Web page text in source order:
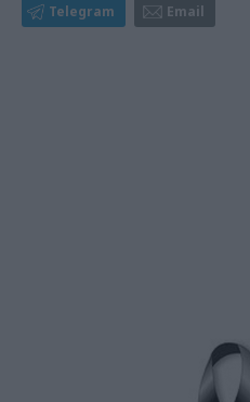
Telegram Email